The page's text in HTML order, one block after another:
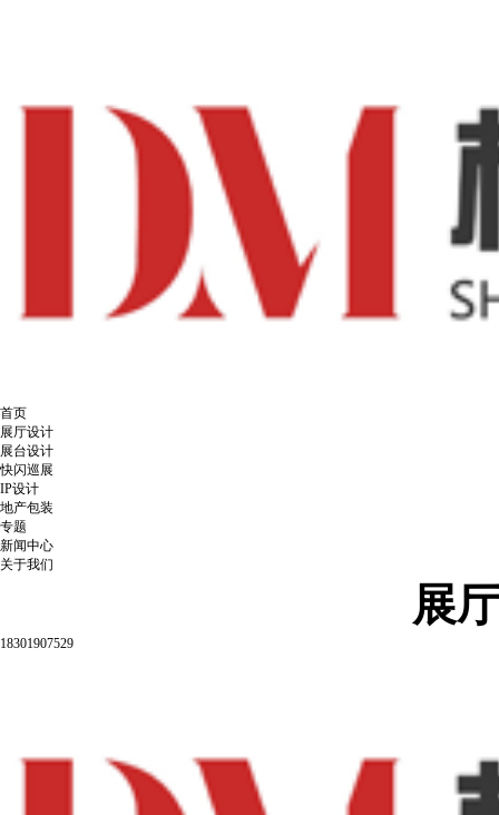
首页
展厅设计
展台设计
快闪巡展
IP设计
地产包装
专题
新闻中心
关于我们
展
18301907529